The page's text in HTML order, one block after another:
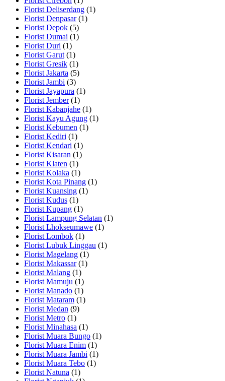
Florist Deliserdang (1)
Florist Denpasar(1)
Florist Depok (5)
Florist Dumai (1)
Florist Duri (1)
Florist Garut (1)
Florist Gresik (1)
Florist Jakarta (5)
Florist Jambi (3)
Florist Jayapura (1)
Florist Jember(1)
Florist Kabanjahe (1)
Florist Kayu Agung (1)
Florist Kebumen (1)
Florist Kediri (1)
Florist Kendari (1)
Florist Kisaran (1)
Florist Klaten (1)
Florist Kolaka (1)
Florist Kota Pinang (1)
Florist Kuansing (1)
Florist Kudus (1)
Florist Kupang (1)
Florist Lampung Selatan (1)
Florist Lhokseumawe (1)
Florist Lombok (1)
Florist Lubuk Linggau (1)
Florist Magelang (1)
Florist Makassar(1)
Florist Malang (1)
Florist Mamuju (1)
Florist Manado (1)
Florist Mataram (1)
Florist Medan (9)
Florist Metro (1)
Florist Minahasa (1)
Florist Muara Bungo (1)
Florist Muara Enim (1)
Florist Muara Jambi (1)
Florist Muara Tebo (1)
Florist Natuna (1)